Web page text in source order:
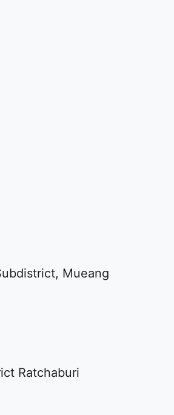
Mueang
Ratchaburi